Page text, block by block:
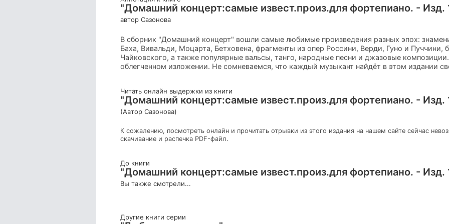
"Домашний концерт:самые извест.произ.для фортепиано. - Изд.
автор Сазонова
В сборник "Домашний концерт" вошли самые любимые произведения разных эпох:
Баха, Вивальди, Моцарта, Бетховена, фрагменты из опер Россини, Верди, Гуно и Пуччини,
Чайковского, а также популярные вальсы, танго, народные песни и джазовые
облегченном изложении. Не сомневаемся, что каждый музыкант найдёт в этом издании
Читать онлайн выдержки из книги
"Домашний концерт:самые извест.произ.для фортепиано. - Изд.
(Автор Сазонова)
К сожалению, посмотреть онлайн и прочитать отрывки из этого издания на нашем сайте сейчас
скачивание и распечка PDF-файл.
До книги
"Домашний концерт:самые извест.произ.для фортепиано. - Изд.
Вы также смотрели...
Другие книги серии